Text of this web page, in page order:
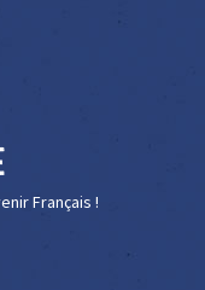
Français !